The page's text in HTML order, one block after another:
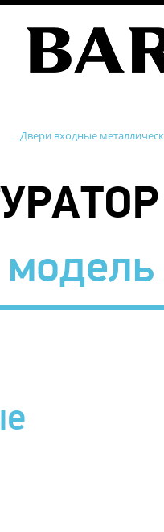
Двери входные